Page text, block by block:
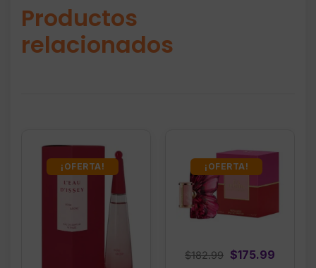
Productos
relacionados
¡OFERTA! ¡OFERTA!
$182.99 Original
$175.99